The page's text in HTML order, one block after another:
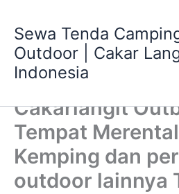
content
Sewa Tenda
Outdoor | Cakar
Indonesia
Cakarlangit
Tempat
Kemping dan
outdoor lainnya